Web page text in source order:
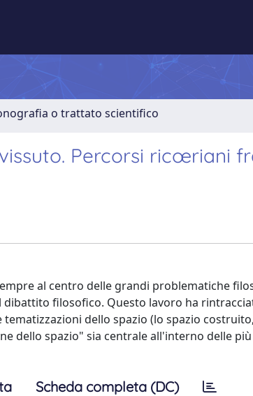
o trattato scientifico
Percorsi ricœriani
al centro delle grandi problematiche
filosofico. Questo lavoro ha
dello spazio (lo spazio
dello spazio" sia centrale all'interno delle
Scheda completa (DC)